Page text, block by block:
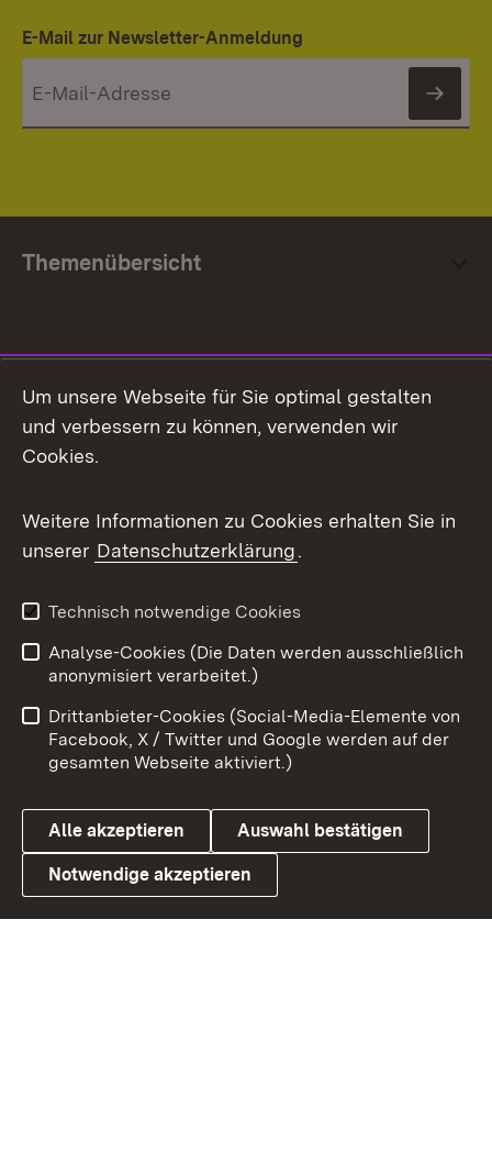
E-Mail zur Newsletter-Anmeldung
Themenübersicht
Facebook
X / Twitter
Youtube
Link zum Landesportal
Impressum
Kontakt
Barrierefreiheit
Datenschutz
Cookies
Um unsere Webseite für Sie optimal gestalten
und verbessern zu können, verwenden wir
Cookies.
Weitere Informationen zu Cookies erhalten Sie in
unserer Datenschutzerklärung.
Technisch notwendige Cookies
Analyse-Cookies (Die Daten werden ausschließlich
anonymisiert verarbeitet.)
Drittanbieter-Cookies (Social-Media-Elemente von
Facebook, X / Twitter und Google werden auf der
gesamten Webseite aktiviert.)
Alle akzeptieren Auswahl bestätigen
Notwendige akzeptieren